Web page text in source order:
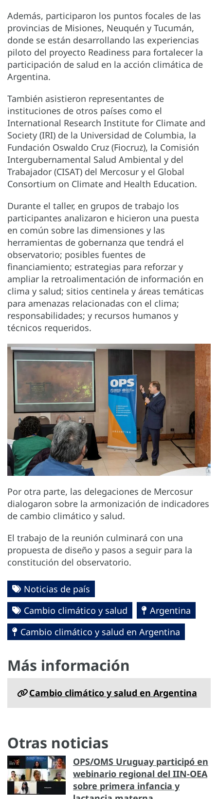
Además, participaron los puntos focales de las
provincias de Misiones, Neuquén y Tucumán,
donde se están desarrollando las experiencias
piloto del proyecto Readiness para fortalecer la
participación de salud en la acción climática de
Argentina.
También asistieron representantes de
instituciones de otros países como el
International Research Institute for Climate and
Society (IRI) de la Universidad de Columbia, la
Fundación Oswaldo Cruz (Fiocruz), la Comisión
Intergubernamental Salud Ambiental y del
Trabajador (CISAT) del Mercosur y el Global
Consortium on Climate and Health Education.
Durante el taller, en grupos de trabajo los
participantes analizaron e hicieron una puesta
en común sobre las dimensiones y las
herramientas de gobernanza que tendrá el
observatorio; posibles fuentes de
financiamiento; estrategias para reforzar y
ampliar la retroalimentación de información en
clima y salud; sitios centinela y áreas temáticas
para amenazas relacionadas con el clima;
responsabilidades; y recursos humanos y
técnicos requeridos.
Por otra parte, las delegaciones de Mercosur
dialogaron sobre la armonización de indicadores
de cambio climático y salud.
El trabajo de la reunión culminará con una
propuesta de diseño y pasos a seguir para la
constitución del observatorio.
Noticias de país
Cambio climático y salud
Argentina
Cambio climático y salud en Argentina
Más información
Cambio climático y salud en Argentina
Otras noticias
OPS/OMS Uruguay participó en
webinario regional del IIN-OEA
sobre primera infancia y